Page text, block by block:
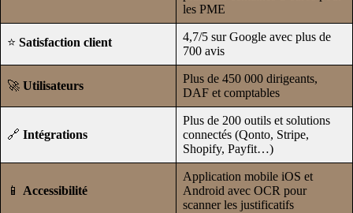
les PME
⭐ Satisfaction client
4,7/5 sur Google avec plus de
700 avis
🚀 Utilisateurs
Plus de 450 000 dirigeants,
DAF et comptables
🔗 Intégrations
Plus de 200 outils et solutions
connectés (Qonto, Stripe,
Shopify, Payfit…)
📱 Accessibilité
Application mobile iOS et
Android avec OCR pour
scanner les justificatifs